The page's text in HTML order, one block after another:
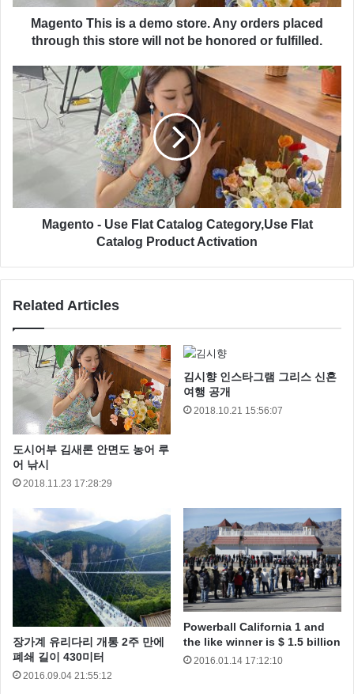
Magento This is a demo store. Any orders placed
through this store will not be honored or fulfilled.
Magento - Use Flat Catalog Category,Use Flat
Catalog Product Activation
Related Articles
도시어부 김새론 안면도 농어 루
어 낚시
2018.11.23 17:28:29
김시향 인스타그램 그리스 신혼
여행 공개
2018.10.21 15:56:07
장가계 유리다리 개통 2주 만에
폐쇄 길이 430미터
2016.09.04 21:55:12
Powerball California 1 and
the like winner is $ 1.5 billion
2016.01.14 17:12:10